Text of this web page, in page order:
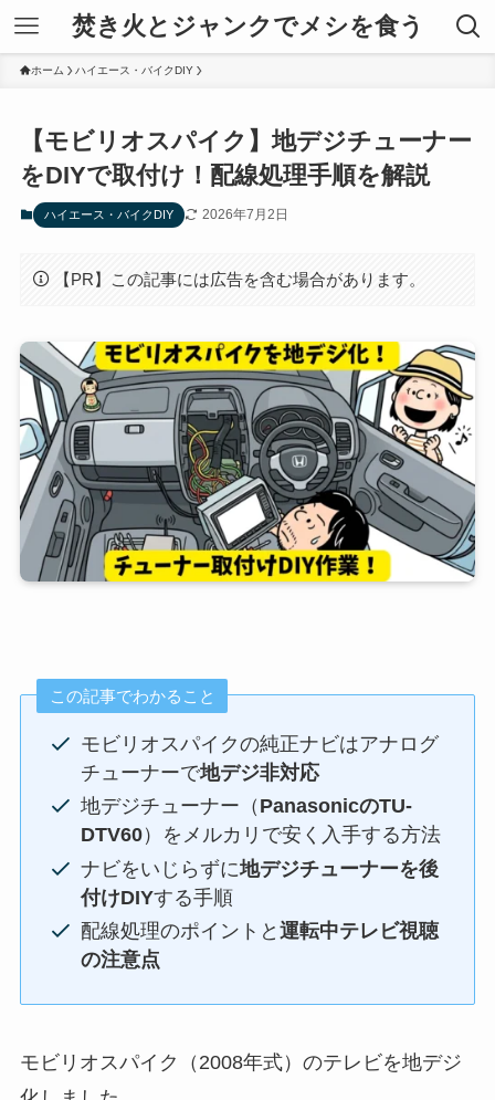
焚き火とジャンクでメシを食う
ホーム ハイエース・バイクDIY
【モビリオスパイク】地デジチューナー
をDIYで取付け！配線処理手順を解説
ハイエース・バイクDIY 2026年7月2日
【PR】この記事には広告を含む場合があります。
この記事でわかること
モビリオスパイクの純正ナビはアナログ
チューナーで地デジ非対応
地デジチューナー（ PanasonicのTU-
DTV60）をメルカリで安く入手する方法
ナビをいじらずに地デジチューナーを後
付けDIYする手順
配線処理のポイントと 運転中テレビ視聴
の注意点
モビリオスパイク（2008年式）のテレビを地デジ